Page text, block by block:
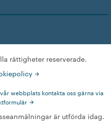
rättigheter reserverade.
webbplats kontakta oss gärna via
är utförda idag.